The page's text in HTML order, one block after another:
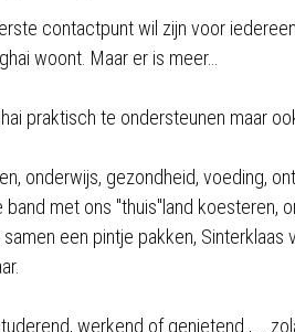
contactpunt wil zijn voor
woont. Maar er is meer…
praktisch te ondersteunen maar
onderwijs, gezondheid, voeding,
met ons "thuis"land koesteren,
een pintje pakken,
werkend of genietend , …